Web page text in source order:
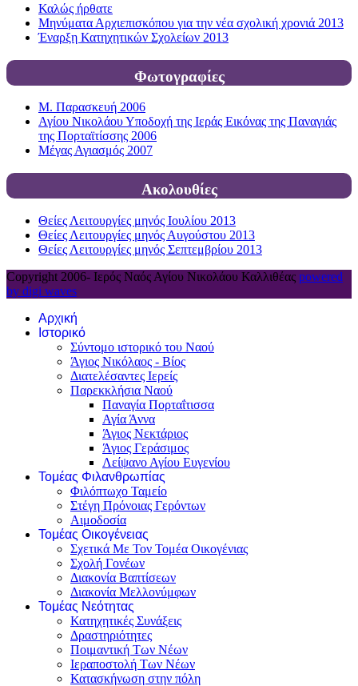
Καλώς ήρθατε
Μηνύματα Αρχιεπισκόπου για την νέα σχολική χρονιά 2013
Έναρξη Κατηχητικών Σχολείων 2013
Φωτογραφίες
Μ. Παρασκευή 2006
Αγίου Νικολάου Υποδοχή της Ιεράς Εικόνας της Παναγιάς
της Πορταϊτίσσης 2006
Μέγας Αγιασμός 2007
Ακολουθίες
Θείες Λειτουργίες μηνός Ιουλίου 2013
Θείες Λειτουργίες μηνός Αυγούστου 2013
Θείες Λειτουργίες μηνός Σεπτεμβρίου 2013
Copyright 2006- Ιερός Ναός Αγίου Νικολάου Καλλιθέας powered
by digi waves
Αρχική
Ιστορικό
Σύντομο ιστορικό του Ναού
Άγιος Νικόλαος - Βίος
Διατελέσαντες Ιερείς
Παρεκκλήσια Ναού
Παναγία Πορταΐτισσα
Αγία Άννα
Άγιος Νεκτάριος
Άγιος Γεράσιμος
Λείψανο Αγίου Ευγενίου
Τομέας Φιλανθρωπίας
Φιλόπτωχο Ταμείο
Στέγη Πρόνοιας Γερόντων
Αιμοδοσία
Τομέας Οικογένειας
Σχετικά Με Τον Τομέα Οικογένιας
Σχολή Γονέων
Διακονία Βαπτίσεων
Διακονία Μελλονύμφων
Τομέας Νεότητας
Κατηχητικές Συνάξεις
Δραστηριότητες
Ποιμαντική Των Νέων
Ιεραποστολή Των Νέων
Κατασκήνωση στην πόλη